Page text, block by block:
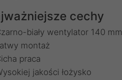
cechy
biały wentylator 140 mm
montaż
praca
jakości łożysko